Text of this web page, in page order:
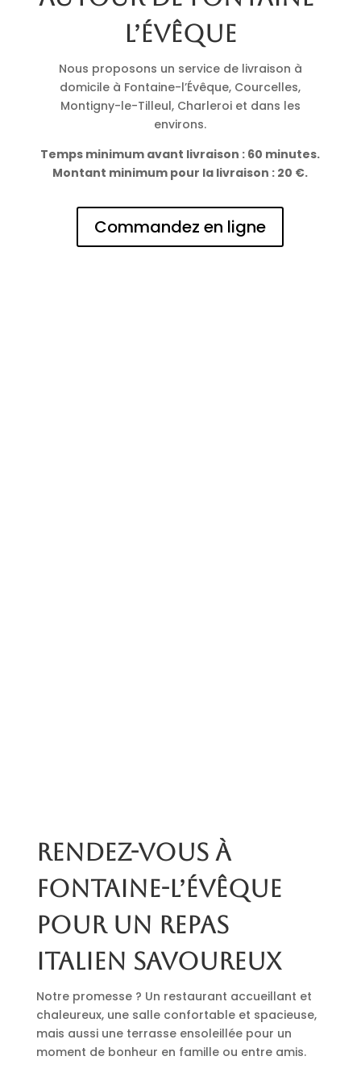
l’Évêque
Nous proposons un service de livraison à
domicile à Fontaine-l’Évêque, Courcelles,
Montigny-le-Tilleul, Charleroi et dans les
environs.
Temps minimum avant livraison : 60 minutes.
Montant minimum pour la livraison : 20 €.
Commandez en ligne
Rendez-vous à
Fontaine-l’Évêque
pour un repas
italien savoureux
Notre promesse ? Un restaurant accueillant et
chaleureux, une salle confortable et spacieuse,
mais aussi une terrasse ensoleillée pour un
moment de bonheur en famille ou entre amis.